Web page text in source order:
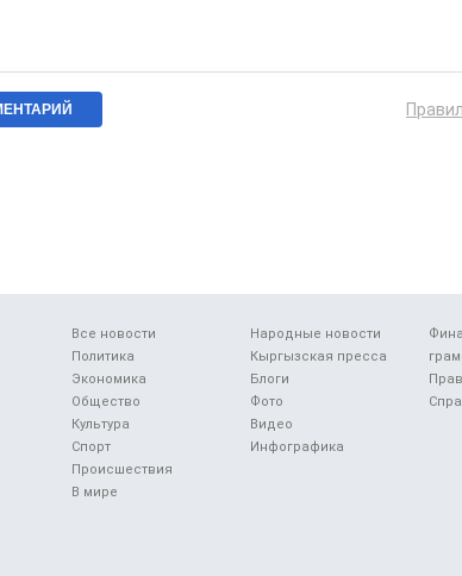
Все новости
Политика
Экономика
Общество
Культура
Спорт
Происшествия
В мире
Народные новости
Кыргызская пресса
Блоги
Фото
Видео
Инфографика